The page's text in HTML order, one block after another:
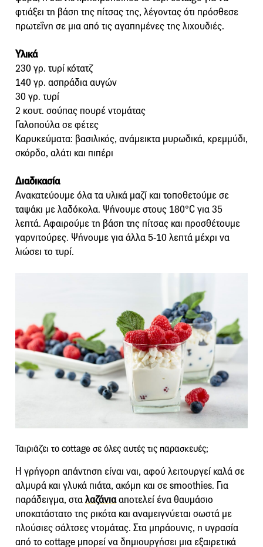
φτιάξει τη βάση της πίτσας της, λέγοντας ότι πρόσθεσε
πρωτεΐνη σε μια από τις αγαπημένες της λιχουδιές.
Υλικά
230 γρ. τυρί κότατζ
140 γρ. ασπράδια αυγών
30 γρ. τυρί
2 κουτ. σούπας πουρέ ντομάτας
Γαλοπούλα σε φέτες
Καρυκεύματα: βασιλικός, ανάμεικτα μυρωδικά, κρεμμύδι,
σκόρδο, αλάτι και πιπέρι
Διαδικασία
Ανακατεύουμε όλα τα υλικά μαζί και τοποθετούμε σε
ταψάκι με λαδόκολα. Ψήνουμε στους 180°C για 35
λεπτά. Αφαιρούμε τη βάση της πίτσας και προσθέτουμε
γαρνιτούρες. Ψήνουμε για άλλα 5-10 λεπτά μέχρι να
λιώσει το τυρί.
Ταιριάζει το cottage σε όλες αυτές τις παρασκευές;
Η γρήγορη απάντηση είναι ναι, αφού λειτουργεί καλά σε
αλμυρά και γλυκά πιάτα, ακόμη και σε smoothies. Για
παράδειγμα, σταλαζάνιααποτελεί ένα θαυμάσιο
υποκατάστατο της ρικότα και αναμειγνύεται σωστά με
πλούσιες σάλτσες ντομάτας. Στα μπράουνις, η υγρασία
από το cottage μπορεί να δημιουργήσει μια εξαιρετικά